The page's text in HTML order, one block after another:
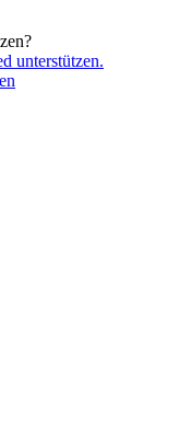
unterstützen.